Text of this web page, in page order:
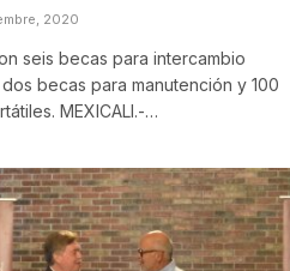
2020
seis becas para intercambio
becas para manutención y 100
MEXICALI.-…